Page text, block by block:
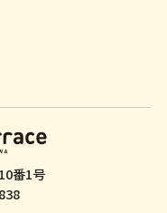
番1号